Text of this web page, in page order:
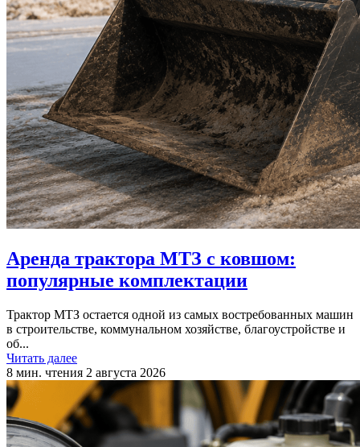
Аренда трактора МТЗ с ковшом:
популярные комплектации
Трактор МТЗ остается одной из самых востребованных машин
в строительстве, коммунальном хозяйстве, благоустройстве и
об...
Читать далее
8 мин. чтения 2 августа 2026